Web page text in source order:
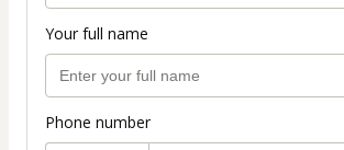
Your full name
Phone number